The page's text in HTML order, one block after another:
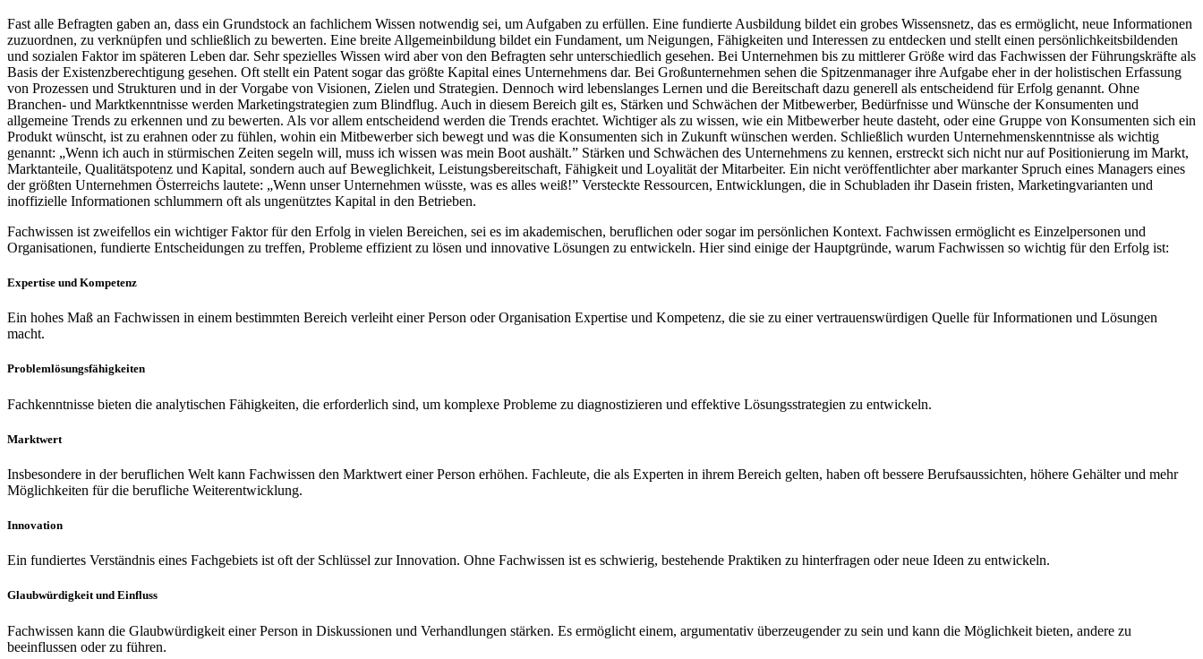
Fast alle Befragten gaben an, dass ein Grundstock an fachlichem Wissen notwendig sei, um Aufgaben zu erfüllen. Eine fundierte Ausbildung bildet ein grobes Wissensnetz, das es ermöglicht, neue Informationen
zuzuordnen, zu verknüpfen und schließlich zu bewerten. Eine breite Allgemeinbildung bildet ein Fundament, um Neigungen, Fähigkeiten und Interessen zu entdecken und stellt einen persönlichkeitsbildenden
und sozialen Faktor im späteren Leben dar. Sehr spezielles Wissen wird aber von den Befragten sehr unterschiedlich gesehen. Bei Unternehmen bis zu mittlerer Größe wird das Fachwissen der Führungskräfte als
Basis der Existenzberechtigung gesehen. Oft stellt ein Patent sogar das größte Kapital eines Unternehmens dar. Bei Großunternehmen sehen die Spitzenmanager ihre Aufgabe eher in der holistischen Erfassung
von Prozessen und Strukturen und in der Vorgabe von Visionen, Zielen und Strategien. Dennoch wird lebenslanges Lernen und die Bereitschaft dazu generell als entscheidend für Erfolg genannt. Ohne
Branchen- und Marktkenntnisse werden Marketingstrategien zum Blindflug. Auch in diesem Bereich gilt es, Stärken und Schwächen der Mitbewerber, Bedürfnisse und Wünsche der Konsumenten und
allgemeine Trends zu erkennen und zu bewerten. Als vor allem entscheidend werden die Trends erachtet. Wichtiger als zu wissen, wie ein Mitbewerber heute dasteht, oder eine Gruppe von Konsumenten sich ein
Produkt wünscht, ist zu erahnen oder zu fühlen, wohin ein Mitbewerber sich bewegt und was die Konsumenten sich in Zukunft wünschen werden. Schließlich wurden Unternehmens­­kenntnisse als wichtig
genannt: „Wenn ich auch in stürmischen Zeiten segeln ­will, muss ich wissen was mein Boot aushält.” Stärken und Schwächen des Unternehmens zu kennen, erstreckt sich nicht nur auf Positionierung im Markt,
Marktanteile, Qualitätspotenz und Kapital, sondern auch auf Beweglichkeit, Leistungsbereitschaft, Fähigkeit und Loyalität der Mitarbeiter. Ein nicht veröffentlichter aber markanter Spruch eines Managers eines
der größten Unternehmen Österreichs lautete: „Wenn unser Unternehmen wüsste, was es alles weiß!” Versteckte Ressourcen, Entwicklungen, die in Schubladen ihr Dasein fristen, Marketingvarianten und
inoffizielle Informationen schlummern oft als ungenütztes Kapital in den Betrieben.
Fachwissen ist zweifellos ein wichtiger Faktor für den Erfolg in vielen Bereichen, sei es im akademischen, beruflichen oder sogar im persönlichen Kontext. Fachwissen ermöglicht es Einzelpersonen und
Organisationen, fundierte Entscheidungen zu treffen, Probleme effizient zu lösen und innovative Lösungen zu entwickeln. Hier sind einige der Hauptgründe, warum Fachwissen so wichtig für den Erfolg ist:
Expertise und Kompetenz
Ein hohes Maß an Fachwissen in einem bestimmten Bereich verleiht einer Person oder Organisation Expertise und Kompetenz, die sie zu einer vertrauenswürdigen Quelle für Informationen und Lösungen
macht.
Problemlösungsfähigkeiten
Fachkenntnisse bieten die analytischen Fähigkeiten, die erforderlich sind, um komplexe Probleme zu diagnostizieren und effektive Lösungsstrategien zu entwickeln.
Marktwert
Insbesondere in der beruflichen Welt kann Fachwissen den Marktwert einer Person erhöhen. Fachleute, die als Experten in ihrem Bereich gelten, haben oft bessere Berufsaussichten, höhere Gehälter und mehr
Möglichkeiten für die berufliche Weiterentwicklung.
Innovation
Ein fundiertes Verständnis eines Fachgebiets ist oft der Schlüssel zur Innovation. Ohne Fachwissen ist es schwierig, bestehende Praktiken zu hinterfragen oder neue Ideen zu entwickeln.
Glaubwürdigkeit und Einfluss
Fachwissen kann die Glaubwürdigkeit einer Person in Diskussionen und Verhandlungen stärken. Es ermöglicht einem, argumentativ überzeugender zu sein und kann die Möglichkeit bieten, andere zu
beeinflussen oder zu führen.